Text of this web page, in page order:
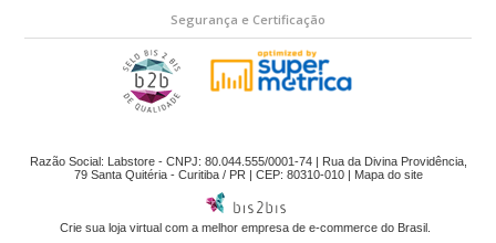
Segurança e Certificação
Razão Social: Labstore - CNPJ: 80.044.555/0001-74 | Rua da Divina Providência,
79 Santa Quitéria - Curitiba / PR | CEP: 80310-010 | Mapa do site
Crie sua loja virtual com a melhor empresa de e-commerce do Brasil.